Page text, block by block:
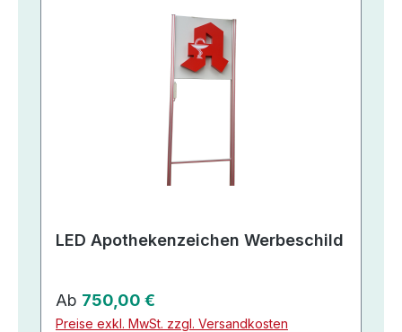
LED Apothekenzeichen Werbeschild
Regulärer Preis:
Ab 750,00 €
Preise exkl. MwSt. zzgl. Versandkosten